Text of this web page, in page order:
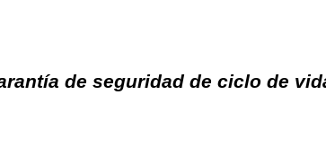
de seguridad de ciclo de